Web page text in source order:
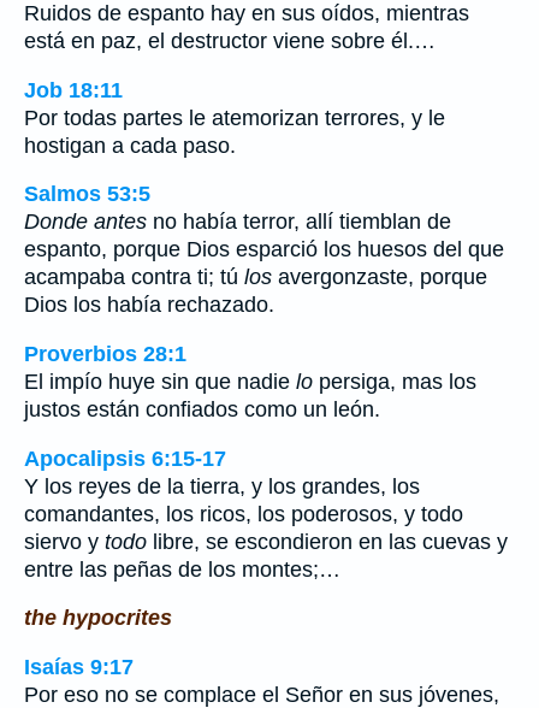
Ruidos de espanto hay en sus oídos, mientras
está en paz, el destructor viene sobre él.…
Job 18:11
Por todas partes le atemorizan terrores, y le
hostigan a cada paso.
Salmos 53:5
Donde antes no había terror, allí tiemblan de
espanto, porque Dios esparció los huesos del que
acampaba contra ti; tú los avergonzaste, porque
Dios los había rechazado.
Proverbios 28:1
El impío huye sin que nadie lo persiga, mas los
justos están confiados como un león.
Apocalipsis 6:15-17
Y los reyes de la tierra, y los grandes, los
comandantes, los ricos, los poderosos, y todo
siervo y todo libre, se escondieron en las cuevas y
entre las peñas de los montes;…
the hypocrites
Isaías 9:17
Por eso no se complace el Señor en sus jóvenes,